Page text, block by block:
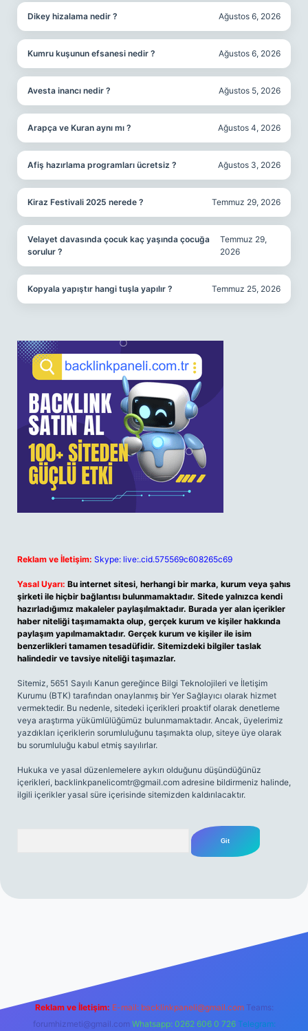
Dikey hizalama nedir ? Ağustos 6, 2026
Kumru kuşunun efsanesi nedir ? Ağustos 6, 2026
Avesta inancı nedir ? Ağustos 5, 2026
Arapça ve Kuran aynı mı ? Ağustos 4, 2026
Afiş hazırlama programları ücretsiz ? Ağustos 3, 2026
Kiraz Festivali 2025 nerede ? Temmuz 29, 2026
Velayet davasında çocuk kaç yaşında çocuğa
sorulur ?
Temmuz 29,
2026
Kopyala yapıştır hangi tuşla yapılır ? Temmuz 25, 2026
Reklam ve İletişim: Skype: live:.cid.575569c608265c69
Yasal Uyarı: Bu internet sitesi, herhangi bir marka, kurum veya şahıs
şirketi ile hiçbir bağlantısı bulunmamaktadır. Sitede yalnızca kendi
hazırladığımız makaleler paylaşılmaktadır. Burada yer alan içerikler
haber niteliği taşımamakta olup, gerçek kurum ve kişiler hakkında
paylaşım yapılmamaktadır. Gerçek kurum ve kişiler ile isim
benzerlikleri tamamen tesadüfidir. Sitemizdeki bilgiler taslak
halindedir ve tavsiye niteliği taşımazlar.
Sitemiz, 5651 Sayılı Kanun gereğince Bilgi Teknolojileri ve İletişim
Kurumu (BTK) tarafından onaylanmış bir Yer Sağlayıcı olarak hizmet
vermektedir. Bu nedenle, sitedeki içerikleri proaktif olarak denetleme
veya araştırma yükümlülüğümüz bulunmamaktadır. Ancak, üyelerimiz
yazdıkları içeriklerin sorumluluğunu taşımakta olup, siteye üye olarak
bu sorumluluğu kabul etmiş sayılırlar.
Hukuka ve yasal düzenlemelere aykırı olduğunu düşündüğünüz
içerikleri, backlinkpanelicomtr@gmail.com adresine bildirmeniz halinde,
ilgili içerikler yasal süre içerisinde sitemizden kaldırılacaktır.
Reklam ve İletişim: E-mail: backlinkpaneli@gmail.com Teams:
forumhizmeti@gmail.com Whatsapp: 0262 606 0 726 Telegram: